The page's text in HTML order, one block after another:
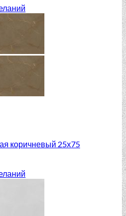
коричневый 25х75